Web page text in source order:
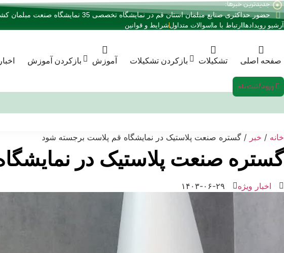
پرش
به
محتوا
جدیدترین خبرها:
حضور حداکثری صنایع مبلمان استان قم در نمایشگاه تخصصی 35 نمایشگاه صنعت مبلمان کشور
آرشیو رویدادها ارتباط با ما سوالات متداول شرایط و قوانین
صفحه اصلی تشکیلات بازکردن تشکیلات آموزش بازکردن آموزش
ورود/ثبت نام
خانه / خبر / گستره صنعت پلاستیک در نمایشگاه قم پلاست برجسته شود
گستره صنعت پلاستیک در
اخبار ویژه ۱۴۰۳-۰۶-۲۹